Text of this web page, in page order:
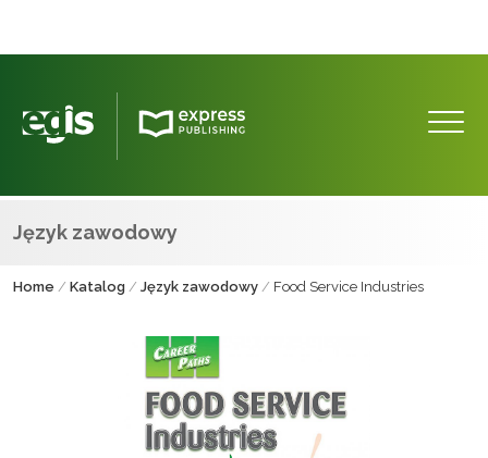
Język zawodowy
Home / Katalog / Język zawodowy / Food Service Industries